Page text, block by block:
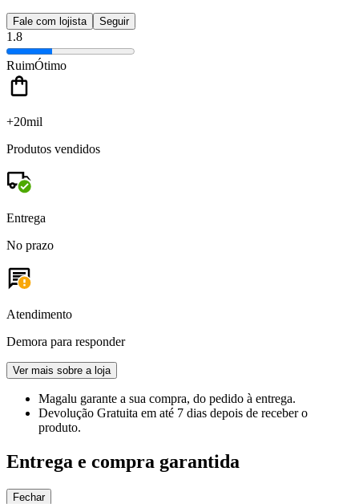
Fale com lojista Seguir
1.8
RuimÓtimo
+20mil
Produtos vendidos
Entrega
No prazo
Atendimento
Demora para responder
Ver mais sobre a loja
Magalu garante a sua compra, do pedido à entrega.
Devolução Gratuita em até 7 dias depois de receber o
produto.
Entrega e compra garantida
Fechar